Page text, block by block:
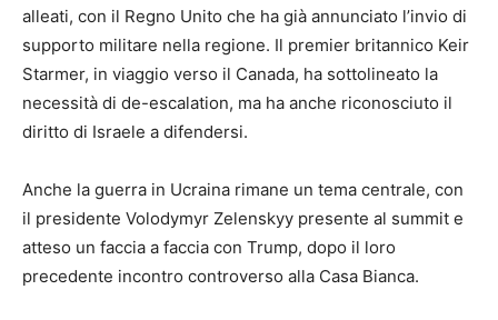
alleati, con il Regno Unito che ha già annunciato l’invio di
supporto militare nella regione. Il premier britannico Keir
Starmer, in viaggio verso il Canada, ha sottolineato la
necessità di de-escalation, ma ha anche riconosciuto il
diritto di Israele a difendersi.
Anche la guerra in Ucraina rimane un tema centrale, con
il presidente Volodymyr Zelenskyy presente al summit e
atteso un faccia a faccia con Trump, dopo il loro
precedente incontro controverso alla Casa Bianca.